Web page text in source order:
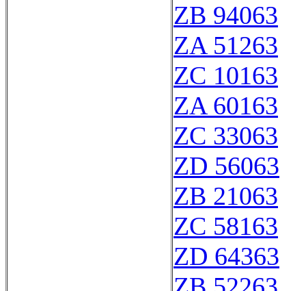
ZB 94063
ZA 51263
ZC 10163
ZA 60163
ZC 33063
ZD 56063
ZB 21063
ZC 58163
ZD 64363